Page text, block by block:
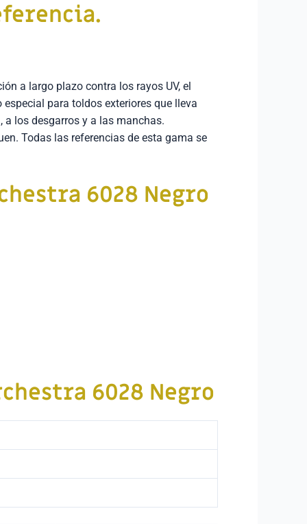
a largo plazo contra los rayos UV, el
para toldos exteriores que lleva
a los desgarros y a las manchas.
Todas las referencias de esta gama se
6028 Negro
6028 Negro